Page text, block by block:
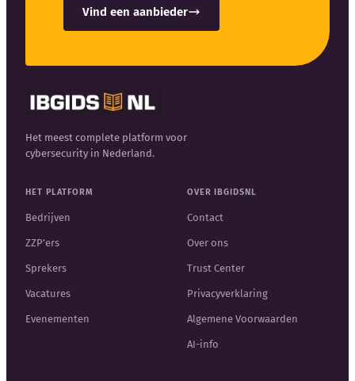
Vind een aanbieder
Het meest complete platform voor
cybersecurity in Nederland.
HET PLATFORM
Bedrijven
ZZP'ers
Sprekers
Vacatures
Evenementen
OVER IBGIDSNL
Contact
Over ons
Trust Center
Privacyverklaring
Algemene Voorwaarden
AI-info